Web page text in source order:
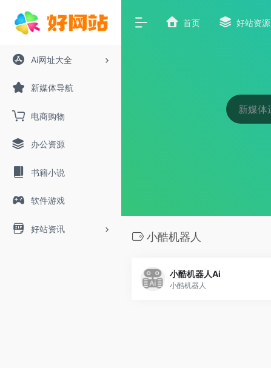
Ai网址大全
新媒体导航
电商购物
办公资源
书籍小说
软件游戏
好站资讯
首页 好站资源
小酷机器人
小酷机器人Ai
小酷机器人